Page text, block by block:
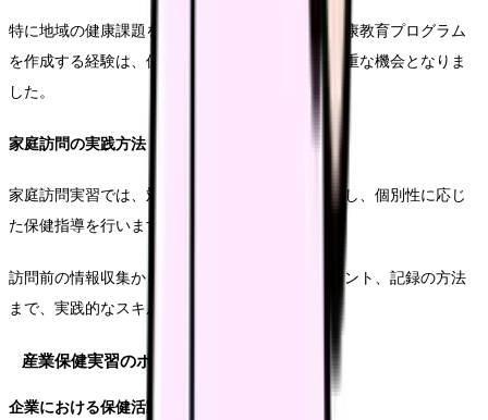
特に地域の健康課題を分析し、それに基づいた健康教育プログラム
を作成する経験は、保健師としての視点を養う貴重な機会となりま
した。
家庭訪問の実践方法
家庭訪問実習では、対象者の生活環境を直接観察し、個別性に応じ
た保健指導を行います。
訪問前の情報収集から、実際の訪問時の観察ポイント、記録の方法
まで、実践的なスキルを習得します。
産業保健実習のポイント
企業における保健活動